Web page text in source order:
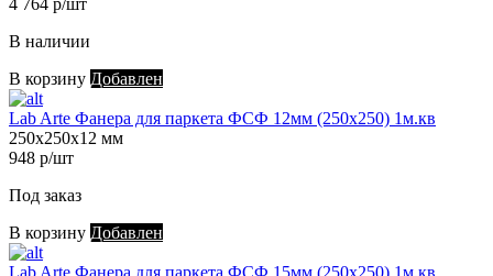
В наличии
В корзину Добавлен
Lab Arte Фанера для паркета ФСФ 12мм (250х250) 1м.кв
250х250х12 мм
948 р/шт
Под заказ
В корзину Добавлен
Lab Arte Фанера для паркета ФСФ 15мм (250х250) 1м.кв